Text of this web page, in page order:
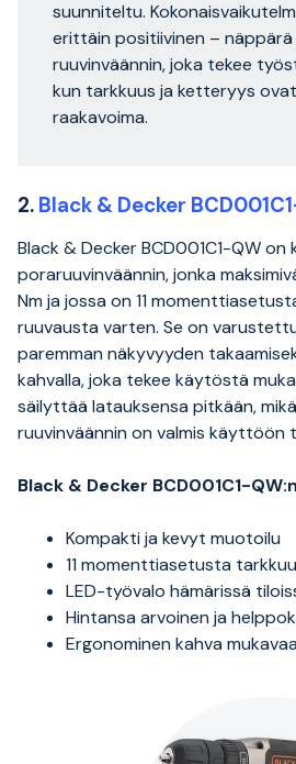
suunniteltu.
erittäin positiivinen –
ruuvinväännin, joka tekee
kun tarkkuus ja ketteryys
raakavoima.
2. Black & Decker
Black & Decker BCD001C1-QW
poraruuvinväännin, jonka
Nm ja jossa on 11
ruuvausta varten. Se on
paremman näkyvyyden
kahvalla, joka tekee käytöstä
säilyttää latauksensa pitkään,
ruuvinväännin on valmis käyttöön
Black & Decker BCD001C1-
Kompakti ja kevyt muotoilu
11 momenttiasetusta
LED-työvalo hämärissä
Hintansa arvoinen ja
Ergonominen kahva